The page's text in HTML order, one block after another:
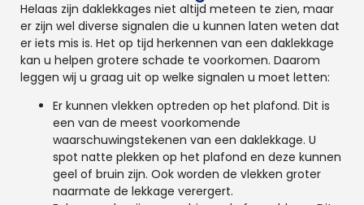
Helaas zijn daklekkages niet altijd meteen te zien, maar
er zijn wel diverse signalen die u kunnen laten weten dat
er iets mis is. Het op tijd herkennen van een daklekkage
kan u helpen grotere schade te voorkomen. Daarom
leggen wij u graag uit op welke signalen u moet letten:
Er kunnen vlekken optreden op het plafond. Dit is
een van de meest voorkomende
waarschuwingstekenen van een daklekkage. U
spot natte plekken op het plafond en deze kunnen
geel of bruin zijn. Ook worden de vlekken groter
naarmate de lekkage verergert.